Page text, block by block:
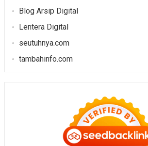
Blog Arsip Digital
Lentera Digital
seutuhnya.com
tambahinfo.com